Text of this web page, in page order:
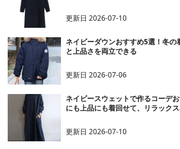
更新日2026-07-10
ネイビーダウンおすすめ5選！冬の
と上品さを両立できる
更新日2026-07-06
ネイビースウェットで作るコーデ
にも上品にも着回せて、リラックス
更新日2026-07-10